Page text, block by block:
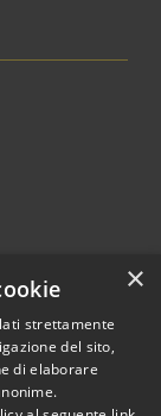
• Comune di
×
strettamente
del sito,
di elaborare